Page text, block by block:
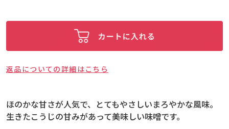
返品についての詳細はこちら
ほのかな甘さが人気で、とてもやさしいまろやかな風味。
生きたこうじの甘みがあって美味しい味噌です。